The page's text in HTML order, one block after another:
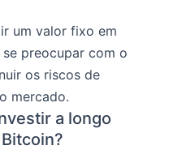
um valor fixo em
preocupar com o
os riscos de
mercado.
a longo